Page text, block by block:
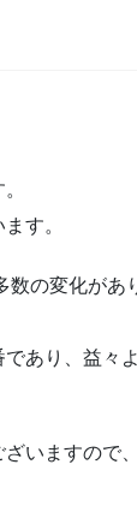
す。
数の変化があ
あり、益々
いますので